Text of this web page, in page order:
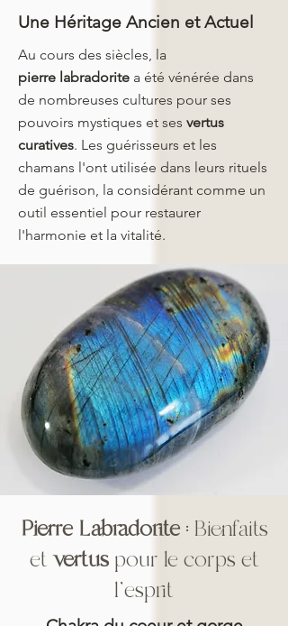
Une Héritage Ancien et Actuel
Au cours des siècles, la
pierre labradorite a été vénérée dans
de nombreuses cultures pour ses
pouvoirs mystiques et ses vertus
curatives. Les guérisseurs et les
chamans l'ont utilisée dans leurs rituels
de guérison, la considérant comme un
outil essentiel pour restaurer
l'harmonie et la vitalité.
Pierre Labradorite: Bienfaits
etvertuspour le corps et
l'esprit